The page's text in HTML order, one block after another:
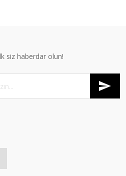
siz haberdar olun!